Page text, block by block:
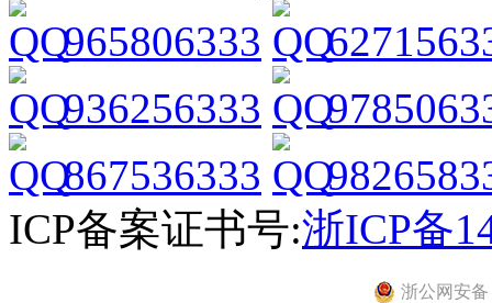
965806333
936256333
867536333
ICP备案证书号:浙ICP备
浙公网安备